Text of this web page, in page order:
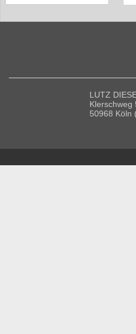
LUTZ
Klerschweg
50968 Köln